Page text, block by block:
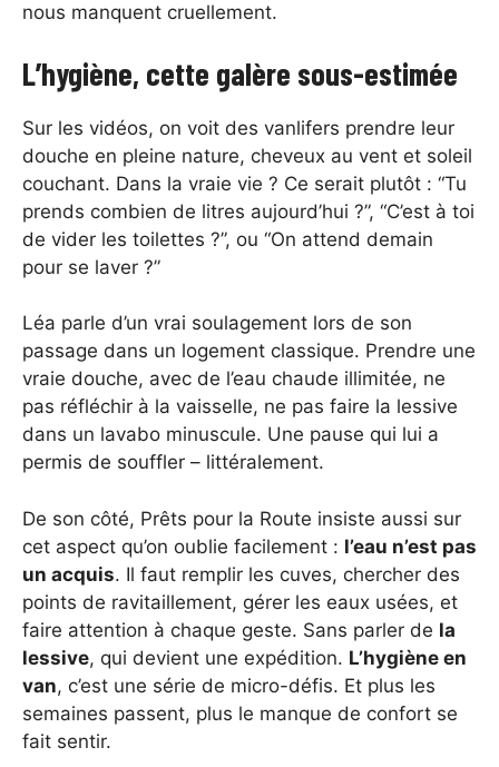
nous manquent cruellement.
L’hygiène, cette galère sous-estimée
Sur les vidéos, on voit des vanlifers prendre leur
douche en pleine nature, cheveux au vent et soleil
couchant. Dans la vraie vie ? Ce serait plutôt : “Tu
prends combien de litres aujourd’hui ?”, “C’est à toi
de vider les toilettes ?”, ou “On attend demain
pour se laver ?”
Léa parle d’un vrai soulagement lors de son
passage dans un logement classique. Prendre une
vraie douche, avec de l’eau chaude illimitée, ne
pas réfléchir à la vaisselle, ne pas faire la lessive
dans un lavabo minuscule. Une pause qui lui a
permis de souffler – littéralement.
De son côté, Prêts pour la Route insiste aussi sur
cet aspect qu’on oublie facilement : l’eau n’est pas
un acquis. Il faut remplir les cuves, chercher des
points de ravitaillement, gérer les eaux usées, et
faire attention à chaque geste. Sans parler de la
lessive, qui devient une expédition. L’hygiène en
van, c’est une série de micro-défis. Et plus les
semaines passent, plus le manque de confort se
fait sentir.